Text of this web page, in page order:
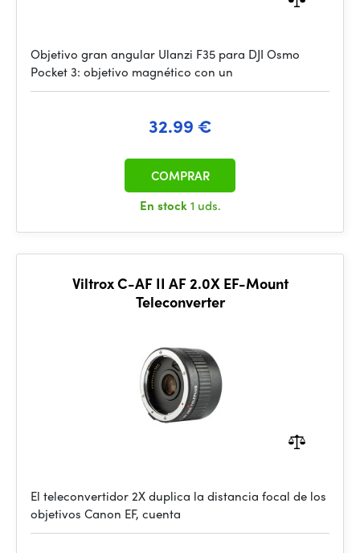
Objetivo gran angular Ulanzi F35 para DJI Osmo
Pocket 3: objetivo magnético con un
32.99 €
En stock1 uds.
COMPRAR
Viltrox C-AF II AF 2.0X EF-Mount
Teleconverter
El teleconvertidor 2X duplica la distancia focal de los
objetivos Canon EF, cuenta